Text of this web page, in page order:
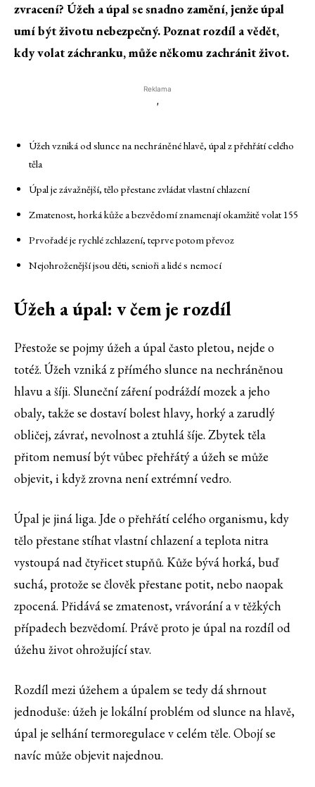
zvracení? Úžeh a úpal se snadno zamění, jenže úpal
umí být životu nebezpečný. Poznat rozdíl a vědět,
kdy volat záchranku, může někomu zachránit život.
Reklama
'
Úžeh vzniká od slunce na nechráněné hlavě, úpal z přehřátí celého
těla
Úpal je závažnější, tělo přestane zvládat vlastní chlazení
Zmatenost, horká kůže a bezvědomí znamenají okamžitě volat 155
Prvořadé je rychlé zchlazení, teprve potom převoz
Nejohroženější jsou děti, senioři a lidé s nemocí
Úžeh a úpal: v čem je rozdíl
Přestože se pojmy úžeh a úpal často pletou, nejde o
totéž. Úžeh vzniká z přímého slunce na nechráněnou
hlavu a šíji. Sluneční záření podráždí mozek a jeho
obaly, takže se dostaví bolest hlavy, horký a zarudlý
obličej, závrať, nevolnost a ztuhlá šíje. Zbytek těla
přitom nemusí být vůbec přehřátý a úžeh se může
objevit, i když zrovna není extrémní vedro.
Úpal je jiná liga. Jde o přehřátí celého organismu, kdy
tělo přestane stíhat vlastní chlazení a teplota nitra
vystoupá nad čtyřicet stupňů. Kůže bývá horká, buď
suchá, protože se člověk přestane potit, nebo naopak
zpocená. Přidává se zmatenost, vrávorání a v těžkých
případech bezvědomí. Právě proto je úpal na rozdíl od
úžehu život ohrožující stav.
Rozdíl mezi úžehem a úpalem se tedy dá shrnout
jednoduše: úžeh je lokální problém od slunce na hlavě,
úpal je selhání termoregulace v celém těle. Obojí se
navíc může objevit najednou.